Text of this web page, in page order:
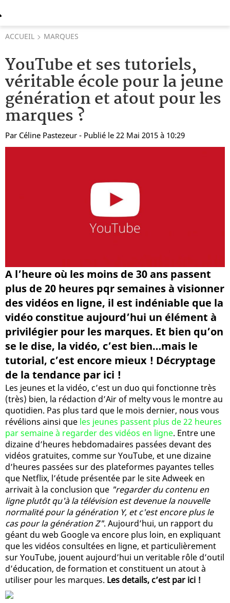
ACCUEIL MARQUES
YouTube et ses tutoriels,
véritable école pour la jeune
génération et atout pour les
marques ?
Par Céline Pastezeur - Publié le 22 Mai 2015 à 10:29
A l’heure où les moins de 30 ans passent
plus de 20 heures pqr semaines à visionner
des vidéos en ligne, il est indéniable que la
vidéo constitue aujourd’hui un élément à
privilégier pour les marques. Et bien qu’on
se le dise, la vidéo, c’est bien…mais le
tutorial, c’est encore mieux ! Décryptage
de la tendance par ici !
Les jeunes et la vidéo, c’est un duo qui fonctionne très
(très) bien, la rédaction d’Air of melty vous le montre au
quotidien. Pas plus tard que le mois dernier, nous vous
révélions ainsi que les jeunes passent plus de 22 heures
par semaine à regarder des vidéos en ligne. Entre une
dizaine d’heures hebdomadaires passées devant des
vidéos gratuites, comme sur YouTube, et une dizaine
d’heures passées sur des plateformes payantes telles
que Netflix, l’étude présentée par le site Adweek en
arrivait à la conclusion que "regarder du contenu en
ligne plutôt qu'à la télévision est devenue la nouvelle
normalité pour la génération Y, et c'est encore plus le
cas pour la génération Z". Aujourd’hui, un rapport du
géant du web Google va encore plus loin, en expliquant
que les vidéos consultées en ligne, et particulièrement
sur YouTube, jouent aujourd’hui un veritable rôle d’outil
d’éducation, de formation et constituent un atout à
utiliser pour les marques. Les details, c’est par ici !